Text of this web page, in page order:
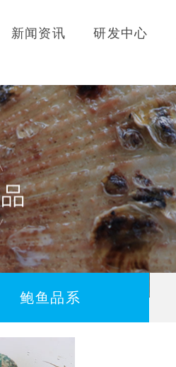
新闻资讯 研发中心
鲍鱼品系